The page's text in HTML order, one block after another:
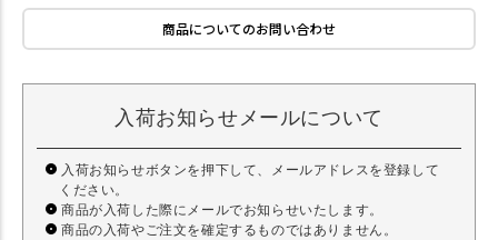
商品についてのお問い合わせ
入荷お知らせメールについて
入荷お知らせボタンを押下して、メールアドレスを登録して
ください。
商品が入荷した際にメールでお知らせいたします。
商品の入荷やご注文を確定するものではありません。